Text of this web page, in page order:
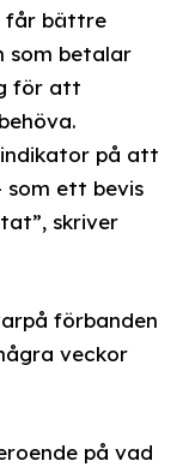
får bättre
som betalar
för att
indikator på att
som ett bevis
skriver
förbanden
veckor
på vad